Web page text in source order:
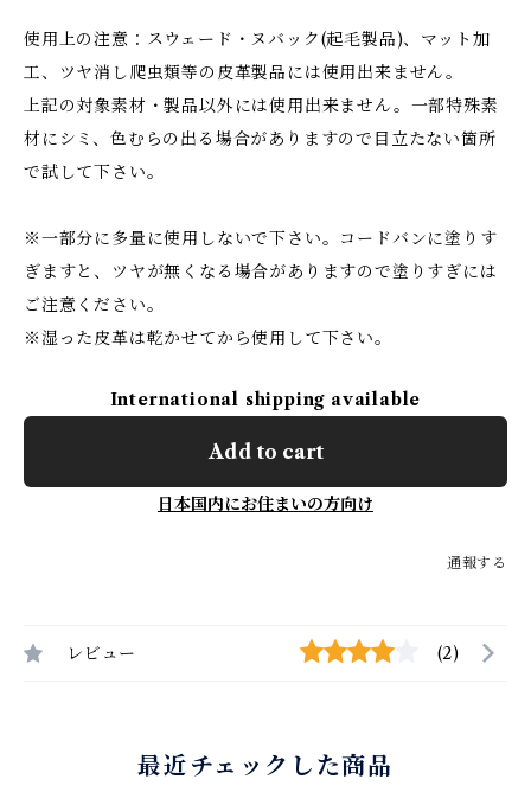
使用上の注意：スウェード・ヌバック(起毛製品)、マット加
工、ツヤ消し爬虫類等の皮革製品には使用出来ません。
上記の対象素材・製品以外には使用出来ません。一部特殊素
材にシミ、色むらの出る場合がありますので目立たない箇所
で試して下さい。
※一部分に多量に使用しないで下さい。コードバンに塗りす
ぎますと、ツヤが無くなる場合がありますので塗りすぎには
ご注意ください。
※湿った皮革は乾かせてから使用して下さい。
International shipping available
Add to cart
日本国内にお住まいの方向け
通報する
レビュー (2)
最近チェックした商品